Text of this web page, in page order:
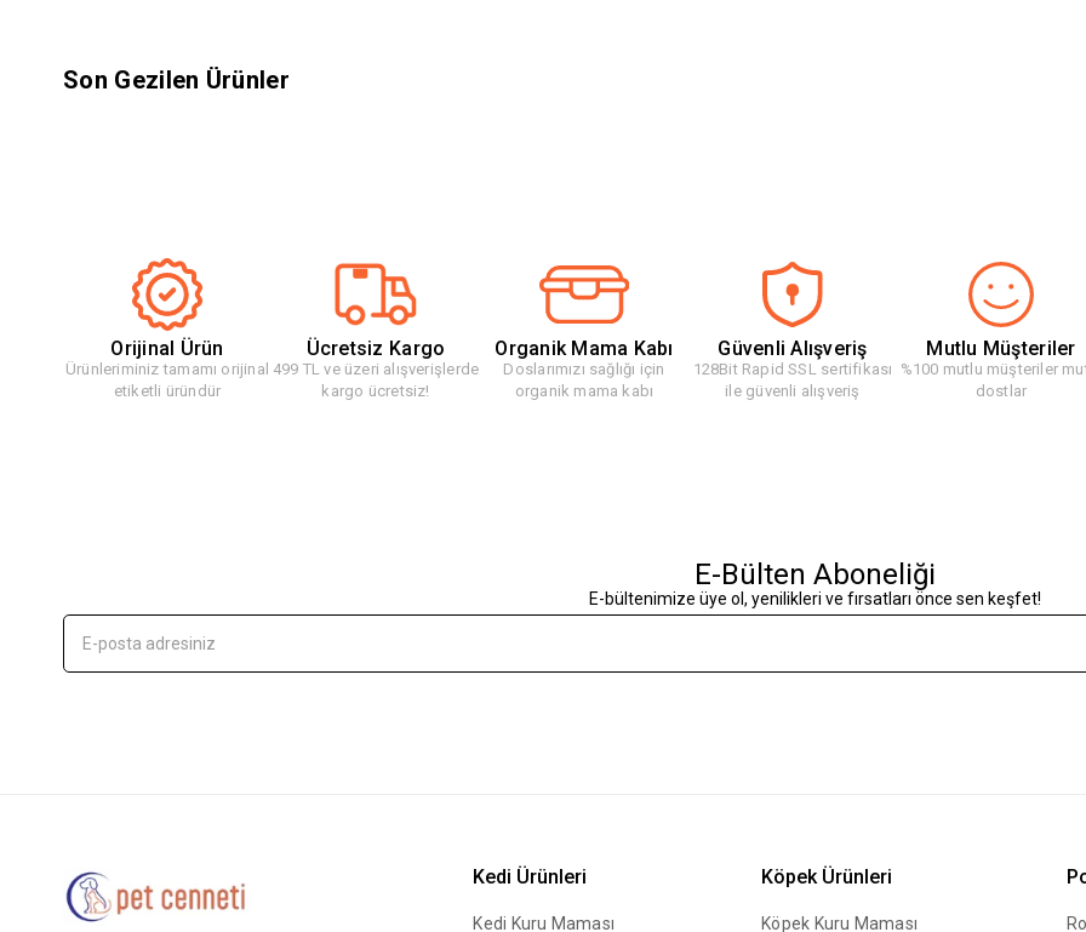
Son Gezilen Ürünler
Orijinal Ürün
Ürünleriminiz tamamı orijinal
etiketli üründür
Ücretsiz Kargo
499 TL ve üzeri alışverişlerde
kargo ücretsiz!
Organik Mama Kabı
Doslarımızı sağlığı için
organik mama kabı
Güvenli Alışveriş
128Bit Rapid SSL sertifikası
ile güvenli alışveriş
Mutlu Müşteriler
%100 mutlu müşteriler
dostlar
E-Bülten Aboneliği
E-bültenimize üye ol, yenilikleri ve fırsatları önce sen keşfet!
Kedi Ürünleri
Kedi Kuru Maması
Köpek Ürünleri
Köpek Kuru Maması